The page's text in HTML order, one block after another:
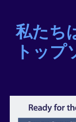
私たち
トップ